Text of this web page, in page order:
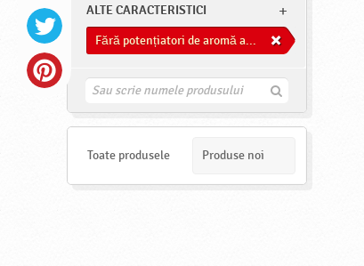
ALTE CARACTERISTICI
Fără potențiatori de aromă adăugați
G
e
Toate produsele Produse noi